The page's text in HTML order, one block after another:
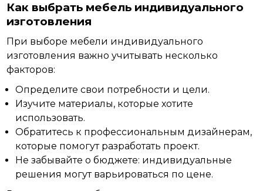
Как выбрать мебель индивидуального
изготовления
При выборе мебели индивидуального
изготовления важно учитывать несколько
факторов:
Определите свои потребности и цели.
Изучите материалы, которые хотите
использовать.
Обратитесь к профессиональным дизайнерам,
которые помогут разработать проект.
Не забывайте о бюджете: индивидуальные
решения могут варьироваться по цене.